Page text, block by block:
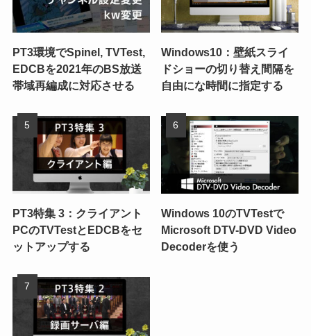
PT3環境でSpinel, TVTest,
EDCBを2021年のBS放送
帯域再編成に対応させる
Windows10：壁紙スライ
ドショーの切り替え間隔を
自由にな時間に指定する
PT3特集 3：クライアント
PCのTVTestとEDCBをセ
ットアップする
Windows 10のTVTestで
Microsoft DTV-DVD Video
Decoderを使う